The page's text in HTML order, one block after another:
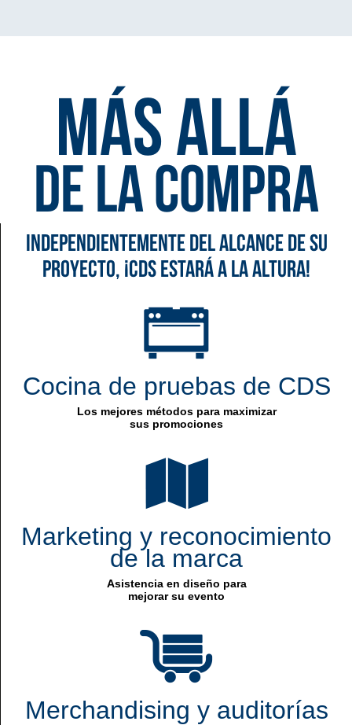
Más allá
de la compra
Independientemente del alcance de su
proyecto, ¡CDS estará a la altura!
Cocina de pruebas de CDS
Los mejores métodos para maximizar
sus promociones
Marketing y reconocimiento
de la marca
Asistencia en diseño para
mejorar su evento
Merchandising y auditorías